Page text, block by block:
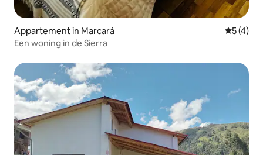
Appartement in Marcará
5 (4)
Een woning in de Sierra